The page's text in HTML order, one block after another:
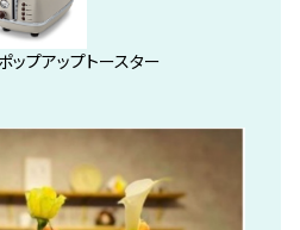
ップアップトースター